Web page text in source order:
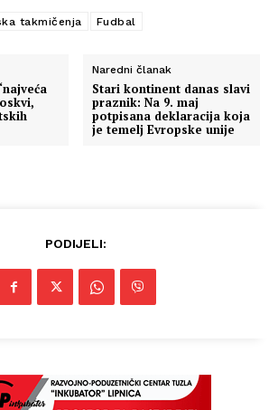
takmičenja Fudbal
Naredni članak
Stari kontinent danas slavi
praznik: Na 9. maj
potpisana deklaracija koja
je temelj Evropske unije
PODIJELI: